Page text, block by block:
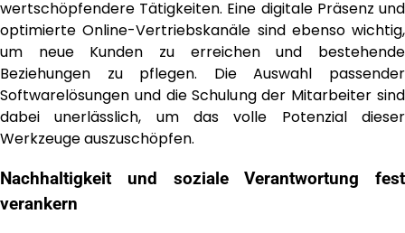
wertschöpfendere Tätigkeiten. Eine digitale Präsenz und
optimierte Online-Vertriebskanäle sind ebenso wichtig,
um neue Kunden zu erreichen und bestehende
Beziehungen zu pflegen. Die Auswahl passender
Softwarelösungen und die Schulung der Mitarbeiter sind
dabei unerlässlich, um das volle Potenzial dieser
Werkzeuge auszuschöpfen.
Nachhaltigkeit und soziale Verantwortung fest
verankern